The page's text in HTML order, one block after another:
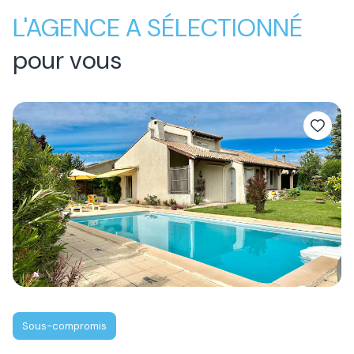
L'AGENCE A SÉLECTIONNÉ
pour vous
Sous-compromis